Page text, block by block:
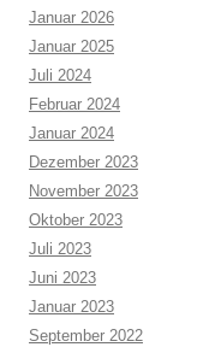
Januar 2026
Januar 2025
Juli 2024
Februar 2024
Januar 2024
Dezember 2023
November 2023
Oktober 2023
Juli 2023
Juni 2023
Januar 2023
September 2022